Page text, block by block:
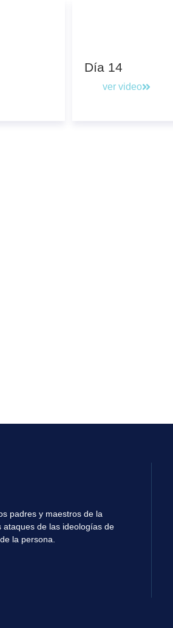
Día 14
ver video
padres y maestros de la
de las ideologías de
la persona.